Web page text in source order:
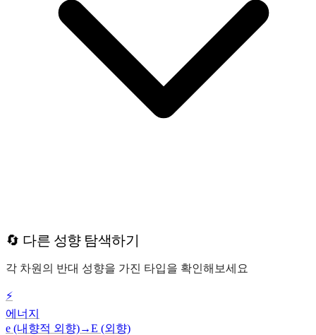
🔄 다른 성향 탐색하기
각 차원의 반대 성향을 가진 타입을 확인해보세요
⚡
에너지
e (내향적 외향)→E (외향)